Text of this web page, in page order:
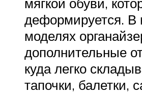
деформируется. В
моделях
дополнительные
куда легко
тапочки, балетки,